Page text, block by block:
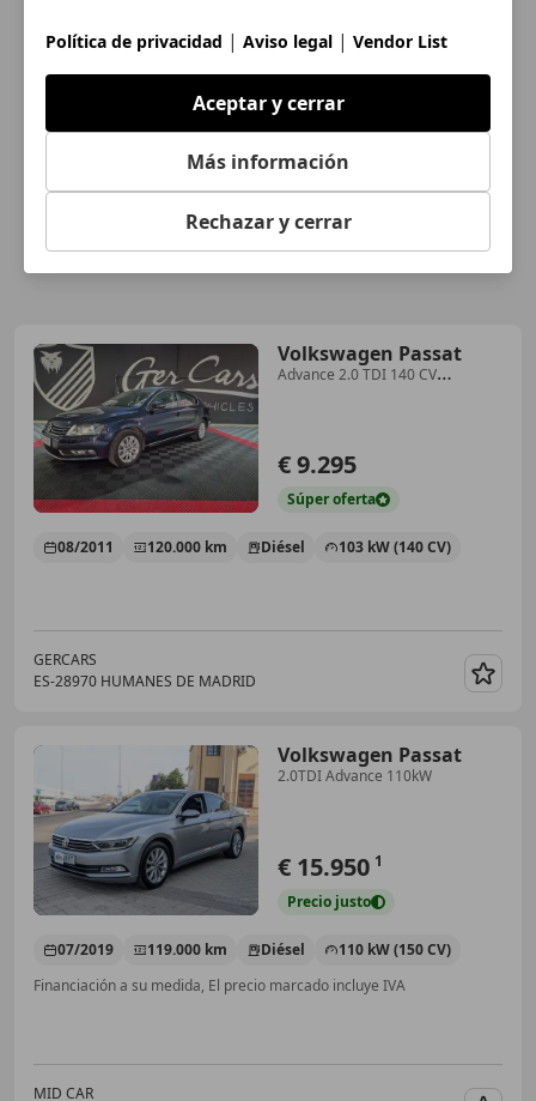
Volkswagen Passat
Advance 2.0 TDI 140 CV
€ 9.295
Súperoferta
08/2011 120.000 km Diésel 103 kW (140 CV)
GERCARS
ES-28970 HUMANES DE MADRID
Volkswagen Passat
2.0TDI Advance 110kW
€ 15.950 1
Precio justo
07/2019 119.000 km Diésel
110 kW (150 CV)
Financiación a su medida, El precio marcado incluye IVA
MID CAR
Política de privacidad | Aviso legal | Vendor List
Aceptar y cerrar
Más información
Rechazar y cerrar